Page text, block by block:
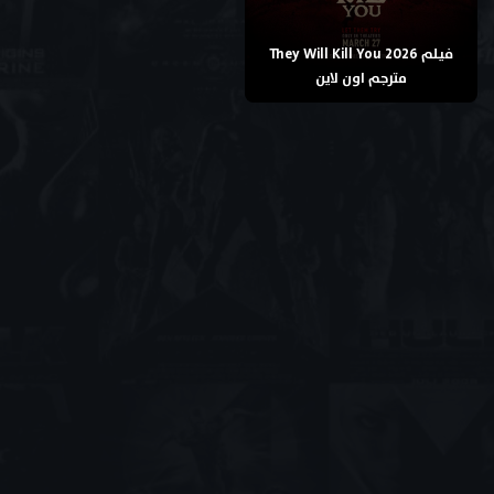
فيلم They Will Kill You 2026
مترجم اون لاين